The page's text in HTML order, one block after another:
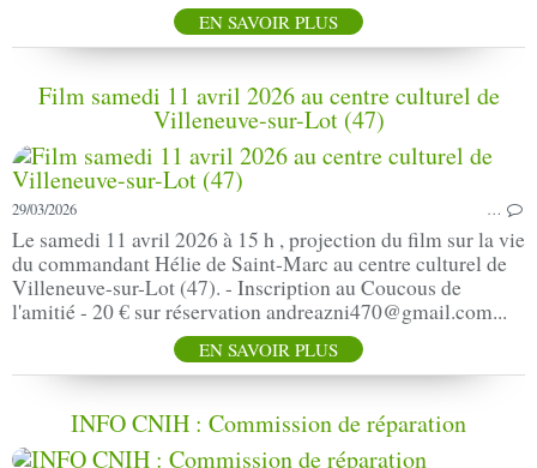
EN SAVOIR PLUS
Film samedi 11 avril 2026 au centre culturel de
Villeneuve-sur-Lot (47)
29/03/2026 …
Le samedi 11 avril 2026 à 15 h , projection du film sur la vie
du commandant Hélie de Saint-Marc au centre culturel de
Villeneuve-sur-Lot (47). - Inscription au Coucous de
l'amitié - 20 € sur réservation andreazni470@gmail.com...
EN SAVOIR PLUS
INFO CNIH : Commission de réparation